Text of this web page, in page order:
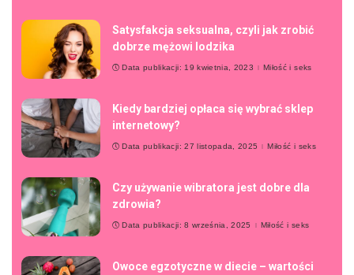
Satysfakcja seksualna, czyli jak zrobić
dobrze mężowi lodzika
Data publikacji: 19 kwietnia, 2023 Miłość i seks
Kiedy bardziej opłaca się wybrać sklep
internetowy?
Data publikacji: 27 listopada, 2025 Miłość i seks
Czy używanie wibratora jest dobre dla
zdrowia?
Data publikacji: 8 września, 2025 Miłość i seks
Owoce egzotyczne w diecie – wartości